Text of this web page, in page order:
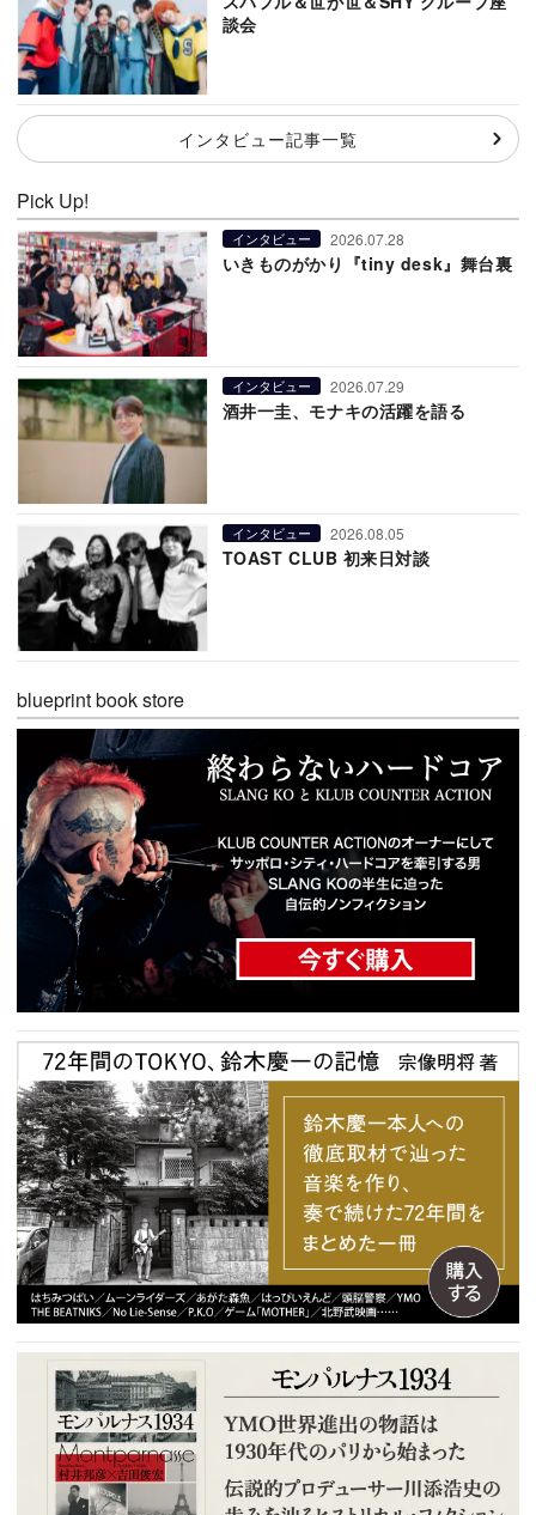
談会
インタビュー記事一覧
Pick Up!
インタビュー 2026.07.28
いきものがかり『tiny desk』舞台裏
インタビュー 2026.07.29
酒井一圭、モナキの活躍を語る
インタビュー 2026.08.05
TOAST CLUB 初来日対談
blueprint book store